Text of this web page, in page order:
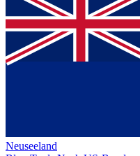
Neuseeland